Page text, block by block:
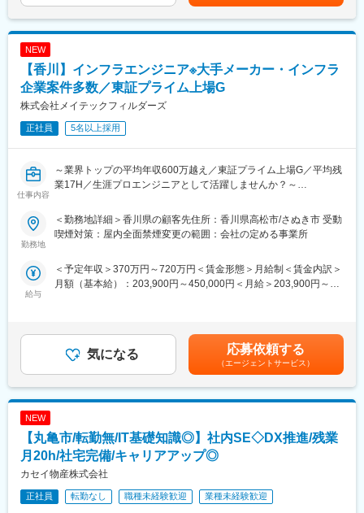
◎転勤なしで地域に根差して働ける環境
ング事業に基づく求人でございます。
変更の範囲：会社の定める業務
◇勤怠管理、給与計算・社会保険、労務トラブル対応等のマネジ
メント
◇採用活動や人員計画策定、人材教育など
■業務の魅力：
・課長補佐として現場と連携しながら主体的に施策を進められる
・運用中心ではなく、課題解決や仕組みづくりに挑戦できる
■働く環境：
◎本社勤務で転勤なし
◎転勤なしで地域に根差して働ける環境
トナーシップを基盤に、安定した経営を続けています。総合造船
業務を核としながら、国際貿易やグリーンエネルギー事業など多
角的な事業展開も同社の強みです。
「Borderlessの未来へ挑戦する姿」をコンセプトに、青い海を超
を切り拓く意欲のある方が活躍できる舞台が用意されています。
※本件は内閣府主導の地方創生事業の一環である先導的人材マッチ
ング事業に基づく求人でございます。
NEW
【香川】インフラエンジニア※大手メーカー・インフラ
企業案件多数／東証プライム上場G
株式会社メイテックフィルダーズ
正社員 5名以上採用
仕事内容
～業界トップの平均年収600万越え／東証プライム上場G／平均残
業17H／生涯プロエンジニアとして活躍しませんか？～
■魅力点
◎東証プライム上場の業界圧倒的No.1／殆どの方が現年収を上回
上流工程に携わるチャンス
案件例：※顧客と案件数も圧倒的で稼働率95%を誇ります。
・官公庁向けシステムの仕様打ち合わせ、システムメンテナン
ス、バージョンアップ業務
・顧客社内システムの改修及び効率化業務
・医療用画像管理システムの保守・メンテナンス・障害対応業務
はほぼ発生しませんので、ご安心ください。
■主要取引先TOP10(2022年3月期)
株式会社デンソー／ソニーセミコンダクタソリューションズ株式
会社／三菱重工業株式会社／パナソニック株式会社／株式会社ニ
勤務地
＜勤務地詳細＞香川県の顧客先住所：香川県高松市/さぬき市 受動
喫煙対策：屋内全面禁煙変更の範囲：会社の定める事業所
給与
＜予定年収＞370万円～720万円＜賃金形態＞月給制＜賃金内訳＞
月額（基本給）：203,900円～450,000円＜月給＞203,900円～
賃金はあくまでも目安の金額であり、選考を通じて上下する可能
性があります。月給(月額)は固定手当を含めた表記です。
気になる 応募依頼する
（エージェントサービス）
NEW
【丸亀市/転勤無/IT基礎知識◎】社内SE◇DX推進/残業
月20h/社宅完備/キャリアアップ◎
カセイ物産株式会社
正社員 転勤なし 職種未経験歓迎 業種未経験歓迎